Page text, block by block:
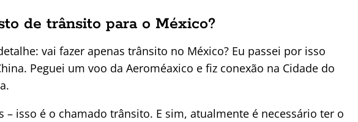
de trânsito para o México?
vai fazer apenas trânsito no México? Eu passei por isso
Peguei um voo da Aeroméaxico e fiz conexão na Cidade do
– isso é o chamado trânsito. E sim, atualmente é necessário ter o